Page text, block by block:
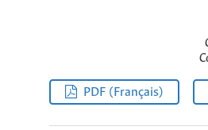
PDF (Français)